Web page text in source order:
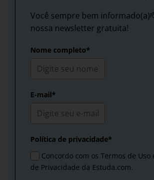
Você sempre bem
nossa newsletter gratuita!
Nome completo*
E-mail*
Política de privacidade*
Concordo com os Termos de Uso
de Privacidade da Estuda.com.